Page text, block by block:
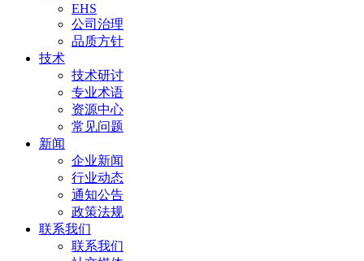
EHS
公司治理
品质方针
技术
技术研讨
专业术语
资源中心
常见问题
新闻
企业新闻
行业动态
通知公告
政策法规
联系我们
联系我们